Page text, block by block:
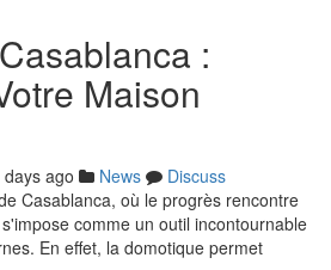
:
Maison
ago News
Discuss
Casablanca, où le progrès rencontre
comme un outil incontournable
En effet, la domotique permet